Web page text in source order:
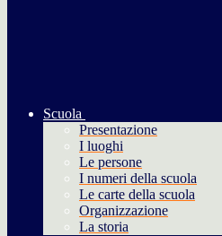
Scuola
Presentazione
I luoghi
Le persone
I numeri della scuola
Le carte della scuola
Organizzazione
La storia